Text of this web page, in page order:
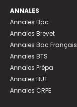
ANNALES
Annales Bac
Annales Brevet
Annales Bac Français
Annales BTS
Annales Prépa
Annales BUT
Annales CRPE